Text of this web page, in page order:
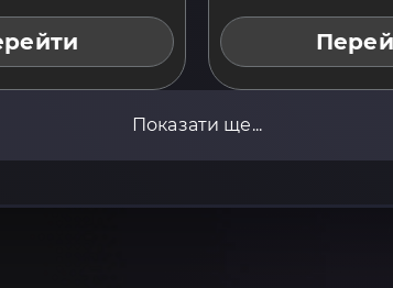
Показати ще...